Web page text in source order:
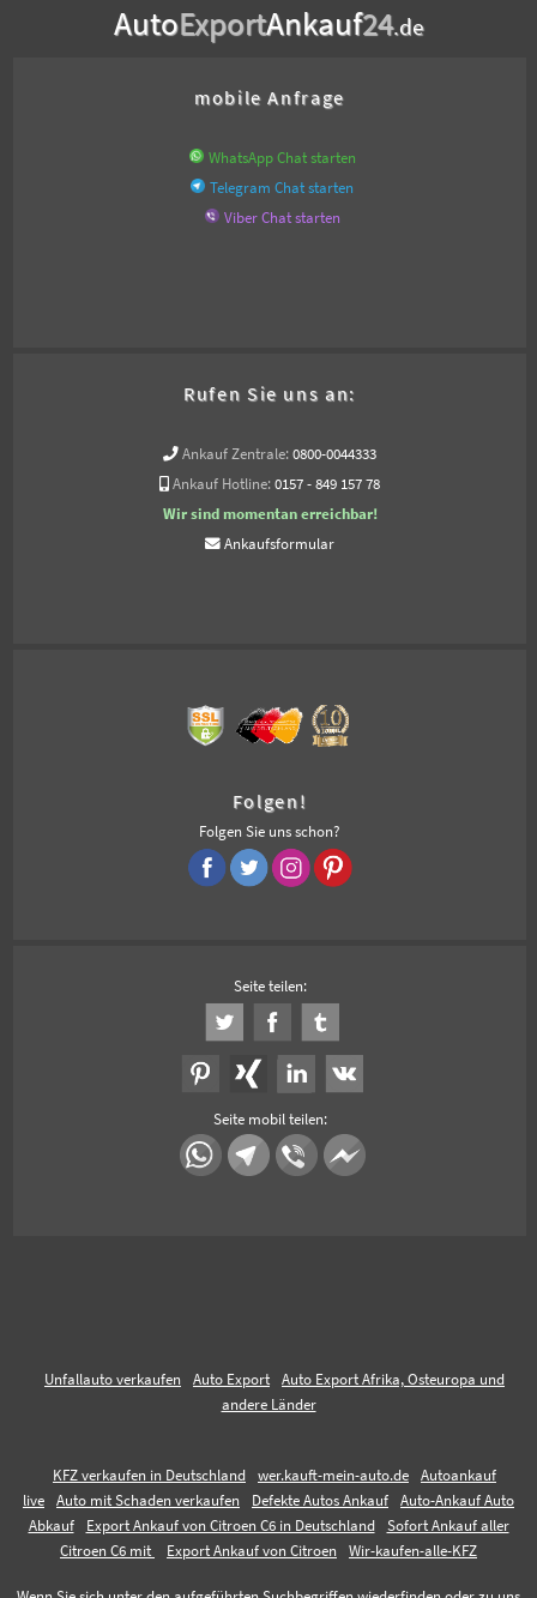
AutoExportAnkauf24.de
mobile Anfrage
WhatsApp Chat starten
Telegram Chat starten
Viber Chat starten
Rufen Sie uns an:
Ankauf Zentrale: 0800-0044333
Ankauf Hotline: 0157 - 849 157 78
Wir sind momentan erreichbar!
Ankaufsformular
Folgen!
Folgen Sie uns schon?
Seite teilen:
Seite mobil teilen:
Unfallauto verkaufen Auto Export
Auto Export Afrika, Osteuropa und
andere Länder
KFZ verkaufen in Deutschland wer.kauft-mein-auto.de
Autoankauf
live
Auto mit Schaden verkaufen Defekte Autos Ankauf
Auto-Ankauf Auto
Abkauf
Export Ankauf von Citroen C6 in Deutschland
Sofort Ankauf aller
Citroen C6 mit
Export Ankauf von Citroen Wir-kaufen-alle-KFZ